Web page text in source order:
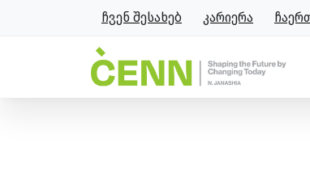
ჩვენ შესახებ კარიერა